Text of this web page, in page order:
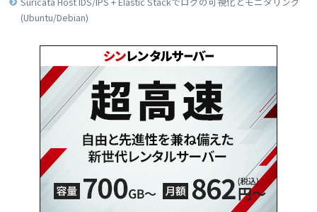
(Ubuntu/Debian)